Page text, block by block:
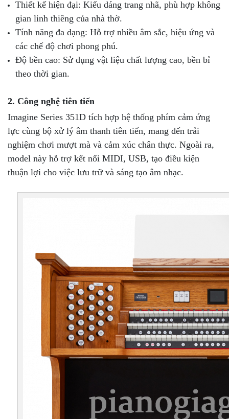
Thiết kế hiện đại: Kiểu dáng trang nhã, phù hợp không
gian linh thiêng của nhà thờ.
Tính năng đa dạng: Hỗ trợ nhiều âm sắc, hiệu ứng và
các chế độ chơi phong phú.
Độ bền cao: Sử dụng vật liệu chất lượng cao, bền bỉ
theo thời gian.
2. Công nghệ tiên tiến
Imagine Series 351D tích hợp hệ thống phím cảm ứng
lực cùng bộ xử lý âm thanh tiên tiến, mang đến trải
nghiệm chơi mượt mà và cảm xúc chân thực. Ngoài ra,
model này hỗ trợ kết nối MIDI, USB, tạo điều kiện
thuận lợi cho việc lưu trữ và sáng tạo âm nhạc.